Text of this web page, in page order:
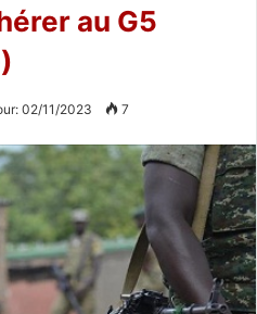
au G5
02/11/2023 7